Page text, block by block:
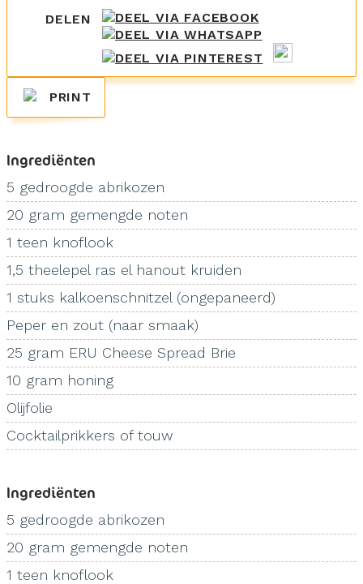
DELEN
PRINT
Ingrediënten
5 gedroogde abrikozen
20 gram gemengde noten
1 teen knoflook
1,5 theelepel ras el hanout kruiden
1 stuks kalkoenschnitzel (ongepaneerd)
Peper en zout (naar smaak)
25 gram ERU Cheese Spread Brie
10 gram honing
Olijfolie
Cocktailprikkers of touw
Ingrediënten
5 gedroogde abrikozen
20 gram gemengde noten
1 teen knoflook